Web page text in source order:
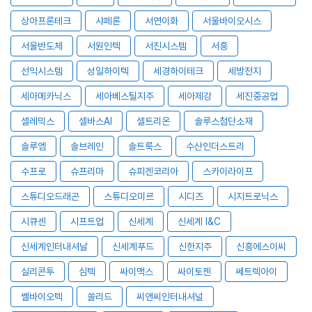
상아프론테크 샤페론 서연이화 서울바이오시스
서울반도체 서원인텍 서진시스템 서흥
선익시스템 성일하이텍 세경하이테크 세방전지
세아메카닉스 세아베스틸지주 세아제강 세진중공업
셀레믹스 셀바스AI 셀트리온 솔루스첨단소재
솔루엠 솔브레인 솔트룩스 수산인더스트리
수프로 슈프리마 슈피겐코리아 스카이라이프
스튜디오드래곤 스튜디오미르 시디즈 시지트로닉스
시큐센 시프트업 신세계 신세계 I&C
신세계인터내셔날 신세계푸드 신한지주 신흥에스이씨
실리콘투 심텍 싸이맥스 싸이토젠 쎄트렉아이
쎌바이오텍 쏠리드 씨앤씨인터내셔널